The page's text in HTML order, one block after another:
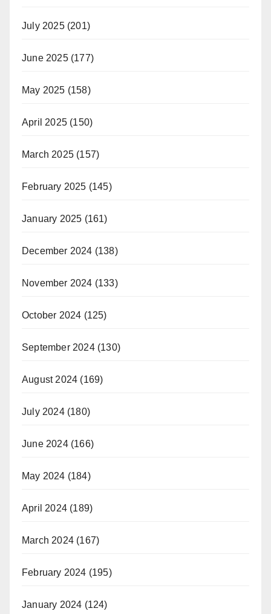
July 2025(201)
June 2025(177)
May 2025 (158)
April 2025 (150)
March 2025 (157)
February 2025 (145)
January 2025 (161)
December 2024 (138)
November 2024 (133)
October 2024 (125)
September 2024(130)
August 2024 (169)
July 2024(180)
June 2024(166)
May 2024 (184)
April 2024 (189)
March 2024 (167)
February 2024 (195)
January 2024 (124)